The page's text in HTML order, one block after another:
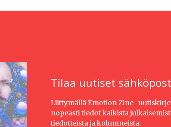
Tilaa uutiset
Liittymällä Emotion Zine -
nopeasti tiedot kaikista
tiedotteista ja kolumneista.